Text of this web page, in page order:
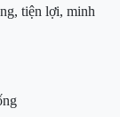
tiện lợi, minh